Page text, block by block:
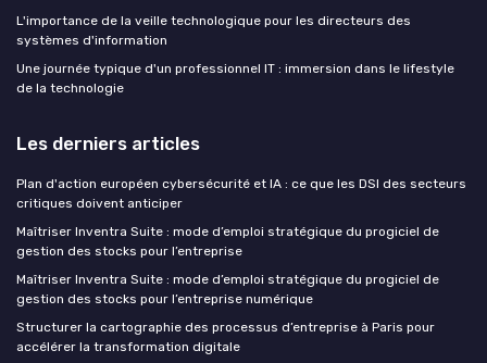
L'importance de la veille technologique pour les directeurs des
systèmes d'information
Une journée typique d'un professionnel IT : immersion dans le lifestyle
de la technologie
Les derniers articles
Plan d'action européen cybersécurité et IA : ce que les DSI des secteurs
critiques doivent anticiper
Maîtriser Inventra Suite : mode d’emploi stratégique du progiciel de
gestion des stocks pour l’entreprise
Maîtriser Inventra Suite : mode d’emploi stratégique du progiciel de
gestion des stocks pour l’entreprise numérique
Structurer la cartographie des processus d’entreprise à Paris pour
accélérer la transformation digitale